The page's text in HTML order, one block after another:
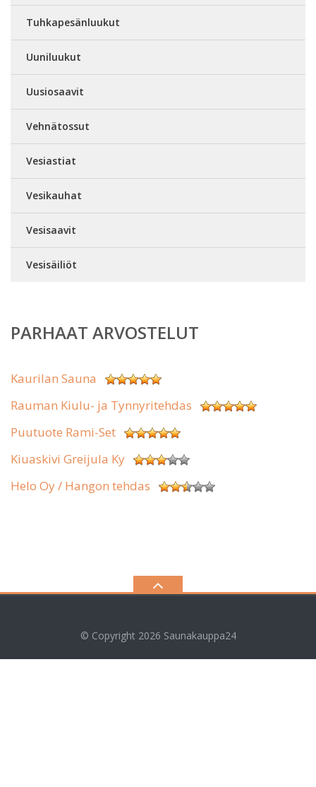
Tuhkapesänluukut
Uuniluukut
Uusiosaavit
Vehnätossut
Vesiastiat
Vesikauhat
Vesisaavit
Vesisäiliöt
PARHAAT ARVOSTELUT
Kaurilan Sauna
Rauman Kiulu- ja Tynnyritehdas
Puutuote Rami-Set
Kiuaskivi Greijula Ky
Helo Oy / Hangon tehdas
© Copyright 2026 Saunakauppa24